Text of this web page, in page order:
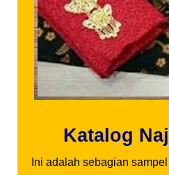
Katalog
Ini adalah sebagian